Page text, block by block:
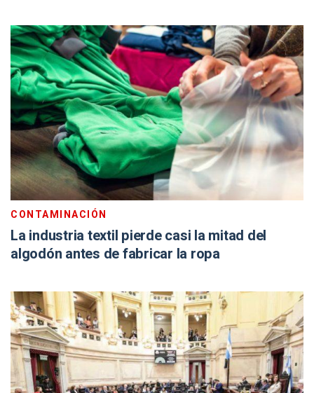
CONTAMINACIÓN
La industria textil pierde casi la mitad del
algodón antes de fabricar la ropa